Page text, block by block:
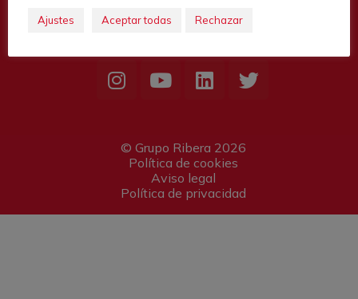
© Grupo Ribera 2026
Política de cookies
Aviso legal
Política de privacidad
Ajustes Aceptar todas Rechazar